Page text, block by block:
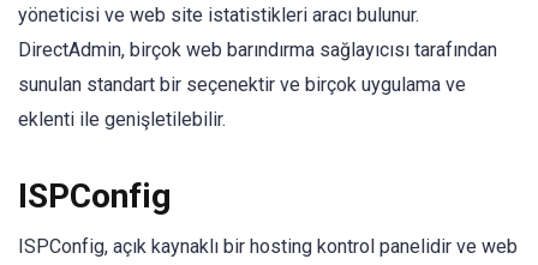
yöneticisi ve web site istatistikleri aracı bulunur.
DirectAdmin, birçok web barındırma sağlayıcısı tarafından
sunulan standart bir seçenektir ve birçok uygulama ve
eklenti ile genişletilebilir.
ISPConfig
ISPConfig, açık kaynaklı bir hosting kontrol panelidir ve web